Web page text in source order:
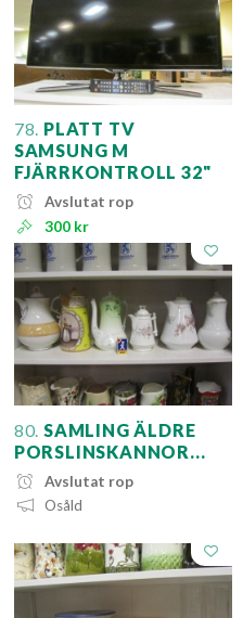
78. PLATT TV
SAMSUNG M
FJÄRRKONTROLL 32"
Avslutat rop
300 kr
80. SAMLING ÄLDRE
PORSLINSKANNOR...
Avslutat rop
Osåld